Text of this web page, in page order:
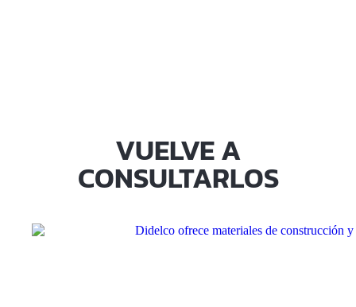
VUELVE A
CONSULTARLOS